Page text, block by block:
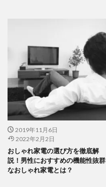
2019年11月6日
2022年2月2日
おしゃれ家電の選び方を徹底解
説！男性におすすめの機能性抜群
なおしゃれ家電とは？